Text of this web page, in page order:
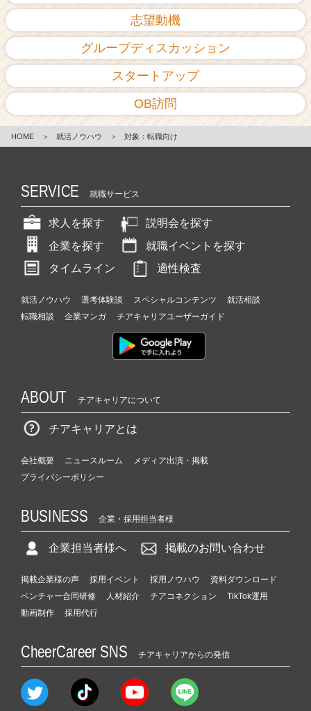
志望動機
グループディスカッション
スタートアップ
OB訪問
HOME ＞ 就活ノウハウ ＞ 対象：転職向け
SERVICE 就職サービス
求人を探す
説明会を探す
企業を探す
就職イベントを探す
タイムライン
適性検査
就活ノウハウ 選考体験談 スペシャルコンテンツ
就活相談
転職相談
企業マンガ チアキャリアユーザーガイド
ABOUT チアキャリアについて
チアキャリアとは
会社概要 ニュースルーム
メディア出演・掲載
プライバシーポリシー
BUSINESS 企業・採用担当者様
企業担当者様へ 掲載のお問い合わせ
掲載企業様の声 採用イベント 採用ノウハウ
資料ダウンロード
ベンチャー合同研修
人材紹介 チアコネクション
TikTok運用
動画制作
採用代行
CheerCareer SNS チアキャリアからの発信